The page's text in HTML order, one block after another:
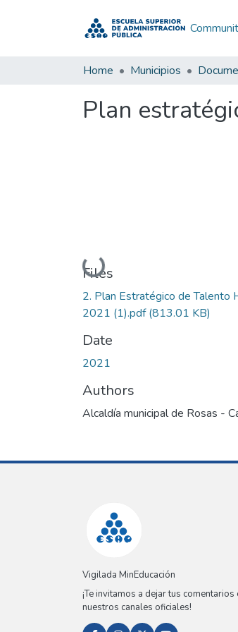
Home Municipios
Plan
Loading...
Files
2. Plan Estratégico de Talento
2021 (1).pdf(813.01 KB)
Date
2021
Authors
Alcaldía municipal de Rosas -
Vigilada MinEducación
¡Te invitamos a dejar tus comentarios
nuestros canales oficiales!